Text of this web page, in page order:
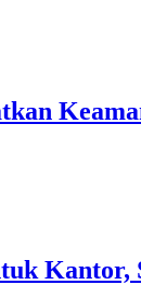
Kantor,